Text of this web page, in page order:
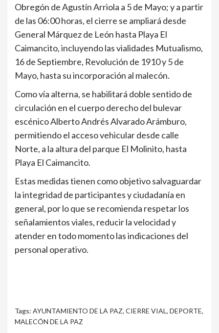
Obregón de Agustín Arriola a 5 de Mayo; y a partir
de las 06:00 horas, el cierre se ampliará desde
General Márquez de León hasta Playa El
Caimancito, incluyendo las vialidades Mutualismo,
16 de Septiembre, Revolución de 1910 y 5 de
Mayo, hasta su incorporación al malecón.
Como vía alterna, se habilitará doble sentido de
circulación en el cuerpo derecho del bulevar
escénico Alberto Andrés Alvarado Arámburo,
permitiendo el acceso vehicular desde calle
Norte, a la altura del parque El Molinito, hasta
Playa El Caimancito.
Estas medidas tienen como objetivo salvaguardar
la integridad de participantes y ciudadanía en
general, por lo que se recomienda respetar los
señalamientos viales, reducir la velocidad y
atender en todo momento las indicaciones del
personal operativo.
Tags: AYUNTAMIENTO DE LA PAZ, CIERRE VIAL, DEPORTE,
MALECÓN DE LA PAZ